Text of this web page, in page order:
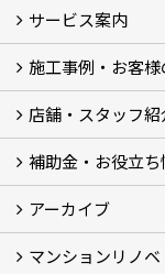
最新のイベント
過去のイベント
サービス案内
リフォームメニ
マンションリノ
外壁塗装リフォ
防音室リフォー
近鉄不動産のド
住まいの無料点
リフォームの流
リフォーム成功の
保証とアフター
私たちが大切に
安心のリフォー
施工担当者の想
多種多様なニー
施工事例・お客様
施工事例集
ビフォーアフター
お客様の声
店舗・スタッフ紹
店舗 (12)
スタッフ
Googleクチコミ
近鉄のリフォー
補助金・お役立ち
補助金・税制 (3)
コラム
ＳＮＳ
アーカイブ
【アーカイブ】
【アーカイブ】
マンションリノベ